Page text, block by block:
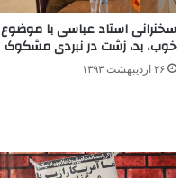
سخنرانی استاد عباسی با موضوع
خوب، بد، زشت در نبردی مشکوک
۲۶ اردیبهشت ۱۳۹۳